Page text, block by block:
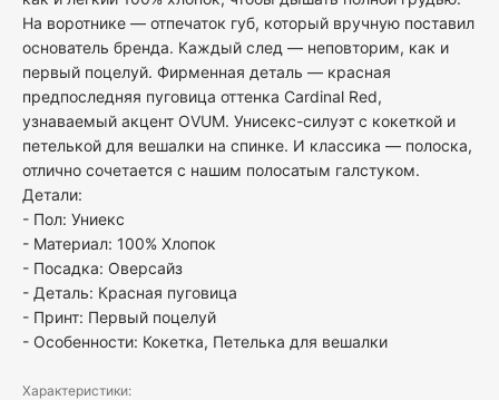
На воротнике — отпечаток губ, который вручную поставил
основатель бренда. Каждый след — неповторим, как и
первый поцелуй. Фирменная деталь — красная
предпоследняя пуговица оттенка Cardinal Red,
узнаваемый акцент OVUM. Унисекс-силуэт с кокеткой и
петелькой для вешалки на спинке. И классика — полоска,
отлично сочетается с нашим полосатым галстуком.
Детали:
- Пол: Униекс
- Материал: 100% Хлопок
- Посадка: Оверсайз
- Деталь: Красная пуговица
- Принт: Первый поцелуй
- Особенности: Кокетка, Петелька для вешалки
Характеристики: